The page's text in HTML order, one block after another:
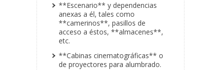
**Escenario** y dependencias
anexas a él, tales como
**camerinos**, pasillos de
acceso a éstos, **almacenes**,
etc.
**Cabinas cinematográficas** o
de proyectores para alumbrado.